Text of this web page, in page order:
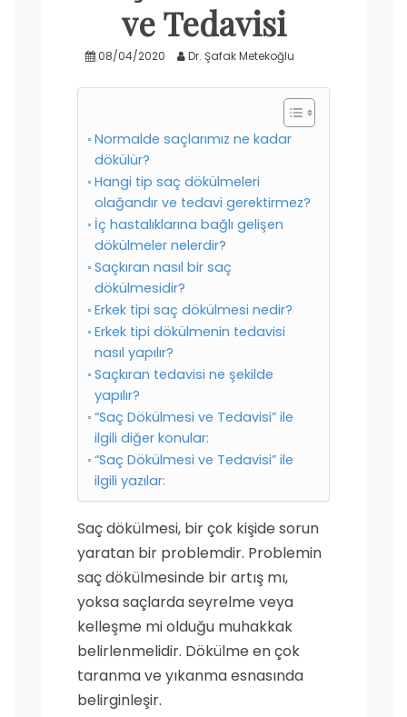
ve Tedavisi
08/04/2020 Dr. Şafak Metekoğlu
Normalde saçlarımız ne kadar
dökülür?
Hangi tip saç dökülmeleri
olağandır ve tedavi gerektirmez?
İç hastalıklarına bağlı gelişen
dökülmeler nelerdir?
Saçkıran nasıl bir saç
dökülmesidir?
Erkek tipi saç dökülmesi nedir?
Erkek tipi dökülmenin tedavisi
nasıl yapılır?
Saçkıran tedavisi ne şekilde
yapılır?
“Saç Dökülmesi ve Tedavisi” ile
ilgili diğer konular:
“Saç Dökülmesi ve Tedavisi” ile
ilgili yazılar:
Saç dökülmesi, bir çok kişide sorun
yaratan bir problemdir. Problemin
saç dökülmesinde bir artış mı,
yoksa saçlarda seyrelme veya
kelleşme mi olduğu muhakkak
belirlenmelidir. Dökülme en çok
taranma ve yıkanma esnasında
belirginleşir.